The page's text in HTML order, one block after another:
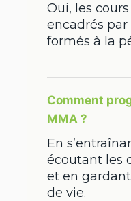
Oui, les
encadrés
formés à la
Comment
MMA ?
En
écoutant les
et en
de vie.